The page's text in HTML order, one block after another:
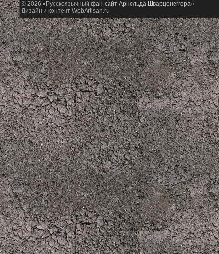
© 2026 «Русскоязычный фан-сайт Арнольда Шварценеггера»
Дизайн и контент WebArtisan.ru